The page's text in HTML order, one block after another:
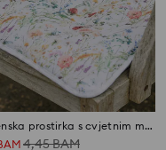
Baštenska prostirka s cvjetnim motivom
4,45BAM